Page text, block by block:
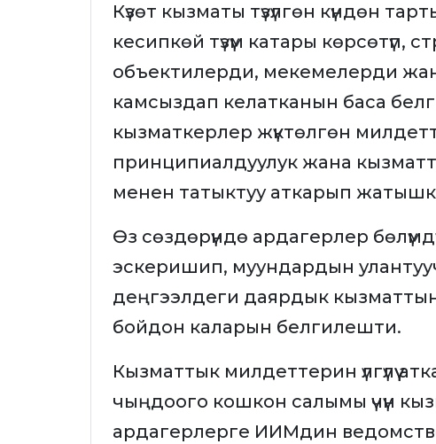
Күзөт кызматы түзүлгөн күндөн
кесипкөй түзүм катары көрсөтүп,
объектилерди, мекемелерди
камсыздап келатканын баса
кызматкерлер жүктөлгөн
принципиалдуулук жана
менен татыктуу аткарып
Өз сөздөрүндө ардагерлер
эскеришип, муундардын
деңгээлдеги даярдык
бойдон каларын белгилешти.
Кызматтык милдеттерин үлгүлүү
чыңдоого кошкон салымы үчүн
ардагерлерге ИИМдин